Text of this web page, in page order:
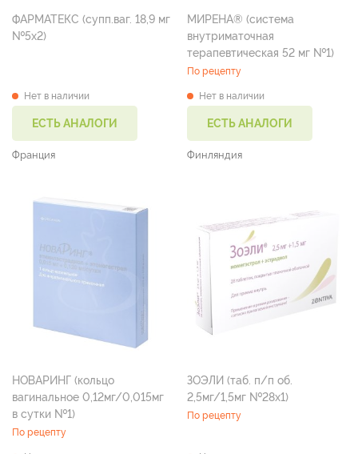
ФАРМАТЕКС (супп.ваг. 18,9 мг
№5х2)
Нет в наличии
ЕСТЬ АНАЛОГИ
Франция
МИРЕНА® (система
внутриматочная
терапевтическая 52 мг №1)
По рецепту
Нет в наличии
ЕСТЬ АНАЛОГИ
Финляндия
НОВАРИНГ (кольцо
вагинальное 0,12мг/0,015мг
в сутки №1)
По рецепту
ЗОЭЛИ (таб. п/п об.
2,5мг/1,5мг №28х1)
По рецепту